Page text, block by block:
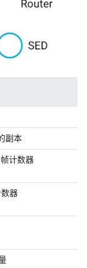
副本
计数器
数器